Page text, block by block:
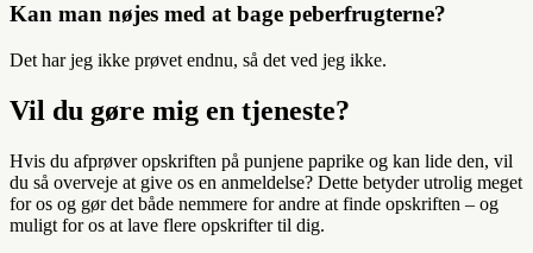
Kan man nøjes med at bage peberfrugterne?
Det har jeg ikke prøvet endnu, så det ved jeg ikke.
Vil du gøre mig en tjeneste?
Hvis du afprøver opskriften på punjene paprike og kan lide den, vil
du så overveje at give os en anmeldelse? Dette betyder utrolig meget
for os og gør det både nemmere for andre at finde opskriften – og
muligt for os at lave flere opskrifter til dig.